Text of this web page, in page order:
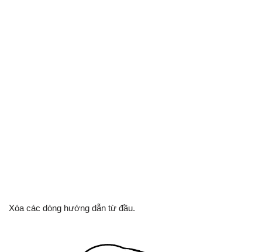
Xóa các dòng hướng dẫn từ đầu.